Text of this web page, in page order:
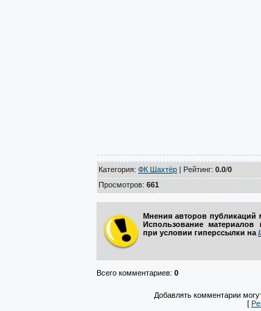
Категория: ФК Шахтёр | Рейтинг: 0.0/0
Просмотров: 661
Мнения авторов публикаций
Использование материалов
при условии гиперссылки на
Всего комментариев: 0
Добавлять комментарии
[